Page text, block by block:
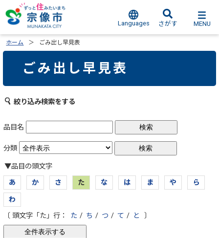
Languages さがす MENU
ホーム ごみ出し早見表
ごみ出し早見表
絞り込み検索をする
品目名
分類
▼品目の頭文字
あ
か さ た な は ま や ら
わ
〔 頭文字「た」行：
た / ち / つ / て / と 〕